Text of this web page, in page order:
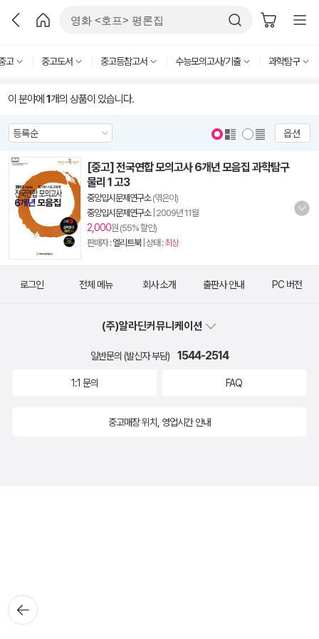
고 중고도서 중고등참고서 수능모의고사/기출 과학탐구
이 분야에 1개의 상품이 있습니다.
옵션
[중고] 전국연합 모의고사 6개년 모음집 과학탐구
물리 1 고3
중앙입시문제연구소(엮은이)
중앙입시문제연구소| 2009년 11월
2,000원 (55% 할인)
판매자 :엘리트북| 상태 :최상
뒤로가
기
로그인 전체 메뉴 회사 소개 출판사 안내 PC 버전
(주)알라딘커뮤니케이션
일반문의 (발신자 부담) 1544-2514
1:1 문의 FAQ
중고매장 위치, 영업시간 안내